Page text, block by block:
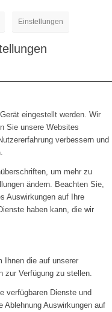
Einstellungen
eingestellt werden. Wir
Sie unsere Websites
verbessern und
um mehr zu
ändern. Beachten Sie,
Auswirkungen auf Ihre
haben kann, die wir
Ihnen die auf unserer
zur Verfügung zu stellen.
verfügbaren Dienste und
Ablehnung Auswirkungen auf